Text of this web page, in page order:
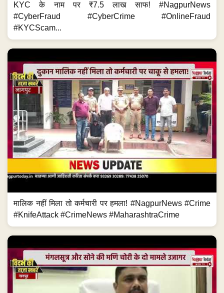
KYC के नाम पर ₹7.5 लाख साफ! #NagpurNews
#CyberFraud #CyberCrime #OnlineFraud
#KYCScam...
मालिक नहीं मिला तो कर्मचारी पर हमला! #NagpurNews #Crime
#KnifeAttack #CrimeNews #MaharashtraCrime